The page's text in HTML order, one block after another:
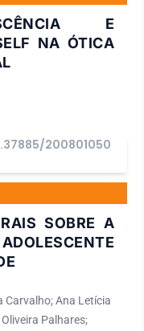
E
NA ÓTICA
200801050
SOBRE A
Carvalho; Ana Letícia
Palhares;